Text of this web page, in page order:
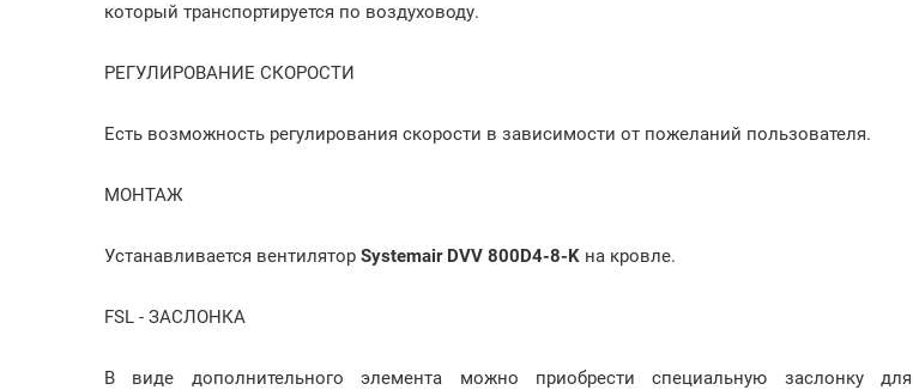
который транспортируется по воздуховоду.
РЕГУЛИРОВАНИЕ СКОРОСТИ
Есть возможность регулирования скорости в зависимости от пожеланий пользователя.
МОНТАЖ
Устанавливается вентилятор Systemair DVV 800D4-8-K на кровле.
FSL - ЗАСЛОНКА
В виде дополнительного элемента можно приобрести специальную заслонку для